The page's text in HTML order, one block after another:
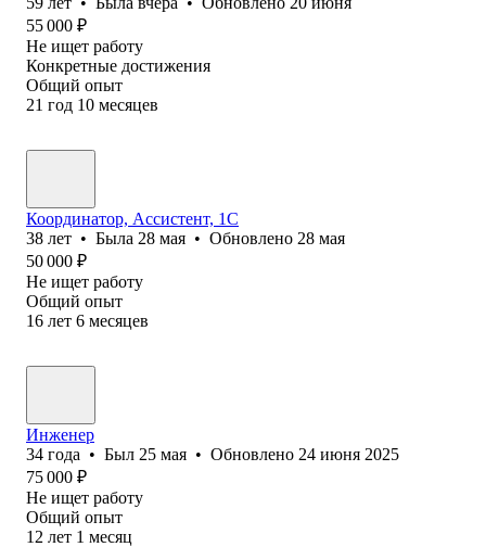
55 000 ₽
Не ищет работу
Конкретные достижения
Общий опыт
21 год 10 месяцев
Координатор, Ассистент, 1С
38 лет • Была 28 мая • Обновлено 28 мая
50 000 ₽
Не ищет работу
Общий опыт
16 лет 6 месяцев
Инженер
34 года • Был 25 мая • Обновлено 24 июня 2025
75 000 ₽
Не ищет работу
Общий опыт
12 лет 1 месяц